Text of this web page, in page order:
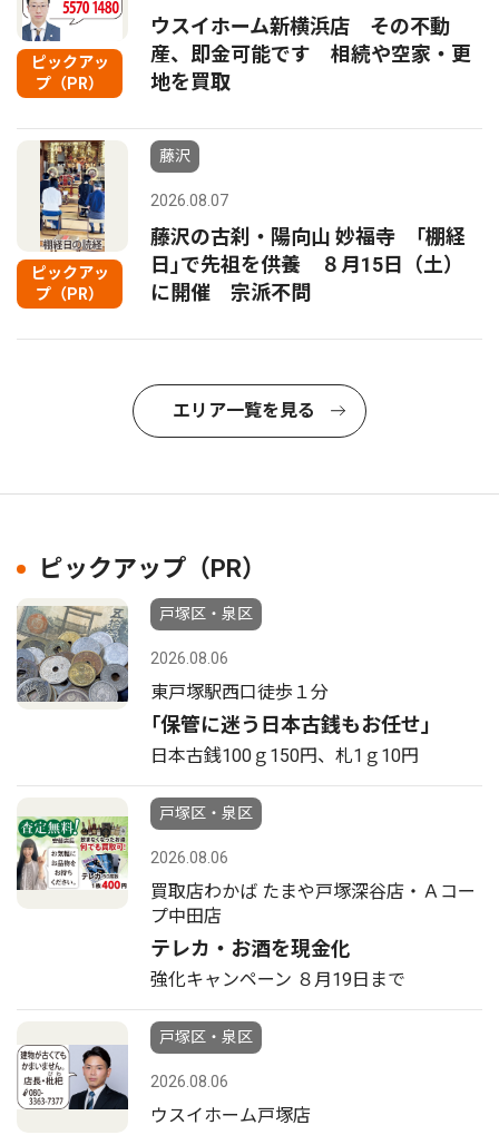
ピックアッ
プ（PR）
ウスイホーム新横浜店 その不動
産、即金可能です 相続や空家・更
地を買取
ピックアッ
プ（PR）
藤沢
2026.08.07
藤沢の古刹・陽向山 妙福寺 ｢棚経
日｣で先祖を供養 ８月15日（土）
に開催 宗派不問
エリア一覧を見る
ピックアップ（PR）
戸塚区・泉区
2026.08.06
東戸塚駅西口徒歩１分
｢保管に迷う日本古銭もお任せ｣
日本古銭100ｇ150円、札1ｇ10円
戸塚区・泉区
2026.08.06
買取店わかば たまや戸塚深谷店・Ａコー
プ中田店
テレカ・お酒を現金化
強化キャンペーン ８月19日まで
戸塚区・泉区
2026.08.06
ウスイホーム戸塚店